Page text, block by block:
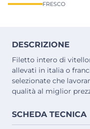
FRESCO
DESCRIZIONE
Filetto intero di
allevati in italia o
selezionate che
qualità al miglior
SCHEDA TECNICA